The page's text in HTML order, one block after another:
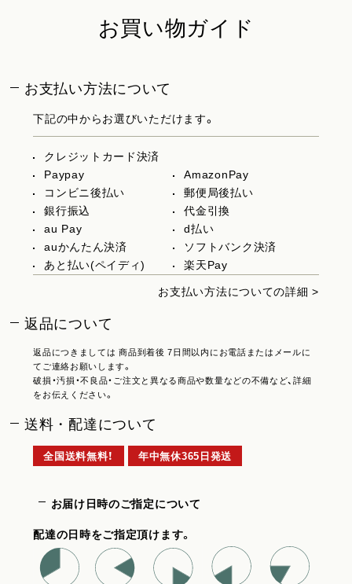
お買い物ガイド
お支払い方法について
下記の中からお選びいただけます。
クレジットカード決済
Paypay
AmazonPay
コンビニ後払い
郵便局後払い
銀行振込
代金引換
au Pay
d払い
auかんたん決済
ソフトバンク決済
あと払い(ペイディ)
楽天Pay
お支払い方法についての詳細 >
返品について
返品につきましては 商品到着後 7日間以内にお電話またはメールに
てご連絡お願いします。
破損・汚損・不良品・ご注文と異なる商品や数量などの不備など、詳細
をお伝えください。
送料・配達について
全国送料無料！ 年中無休365日発送
お届け日時のご指定について
配達の日時をご指定頂けます。